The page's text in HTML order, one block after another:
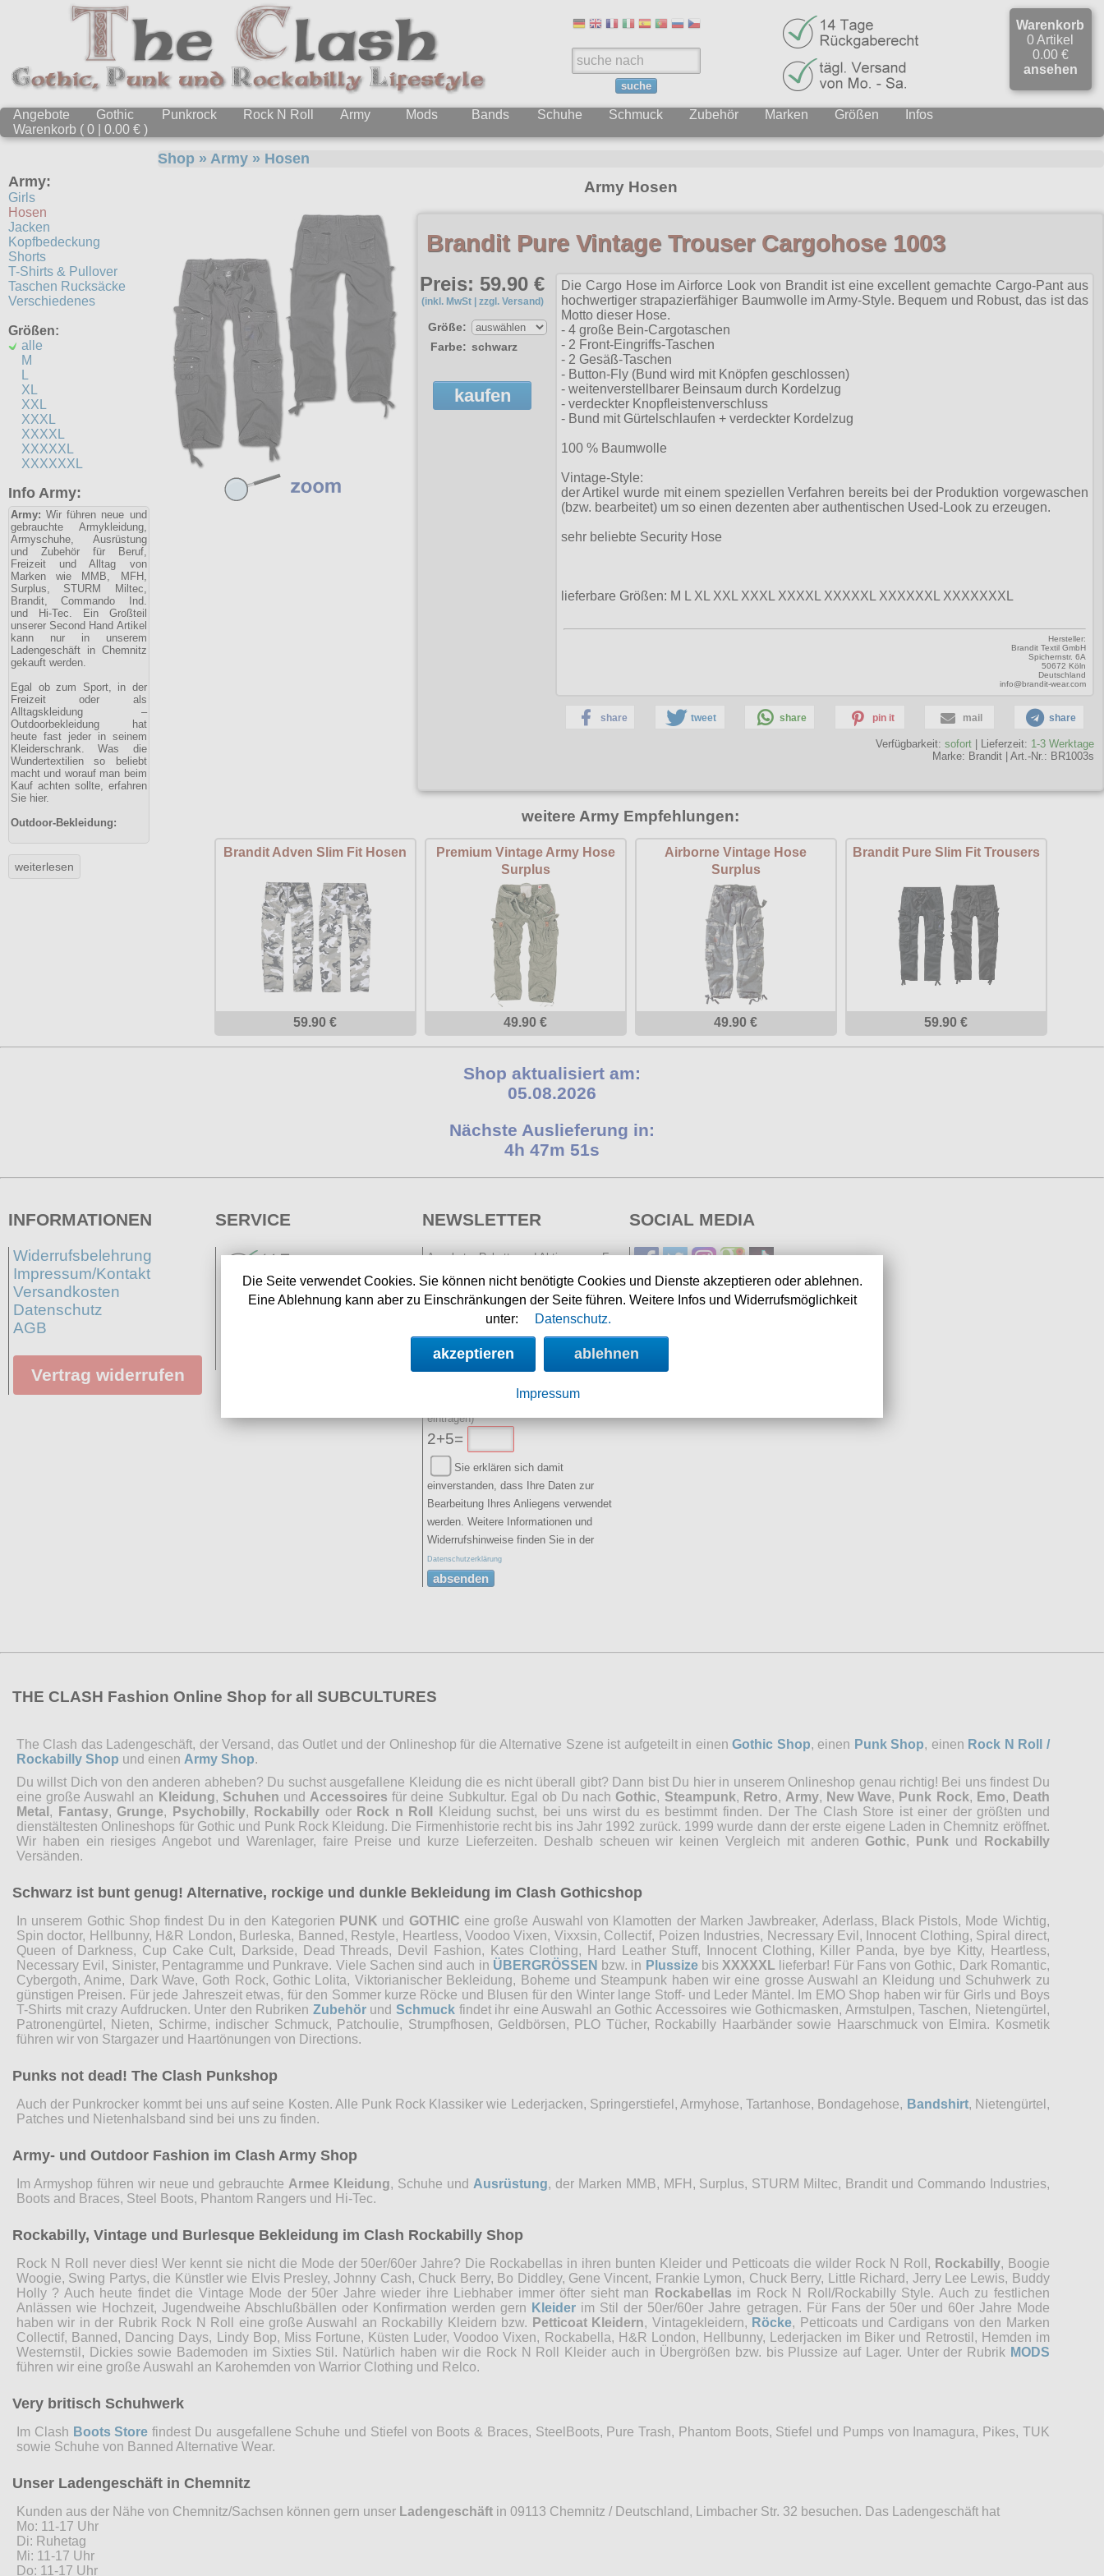
suche
Warenkorb
0 Artikel
0.00 €
ansehen
Angebote Gothic Punkrock Rock N Roll Army Mods Bands Schuhe Schmuck Zubehör Marken Größen
Infos
Warenkorb ( 0 | 0.00 € )
Army:
Girls
Hosen
Jacken
Kopfbedeckung
Shorts
T-Shirts & Pullover
Taschen Rucksäcke
Verschiedenes
Größen:
alle
M
L
XL
XXL
XXXL
XXXXL
XXXXXL
XXXXXXL
Info Army:
Army: Wir führen neue und
gebrauchte Armykleidung,
Armyschuhe, Ausrüstung
und Zubehör für Beruf,
Freizeit und Alltag von
Marken wie MMB, MFH,
Surplus, STURM Miltec,
Brandit, Commando Ind.
und Hi-Tec. Ein Großteil
unserer Second Hand Artikel
kann nur in unserem
Ladengeschäft in Chemnitz
gekauft werden.
Egal ob zum Sport, in der
Freizeit oder als
Alltagskleidung –
Outdoorbekleidung hat
heute fast jeder in seinem
Kleiderschrank. Was die
Wundertextilien so beliebt
macht und worauf man beim
Kauf achten sollte, erfahren
Sie hier.
Outdoor-Bekleidung:
Shop » Army» Hosen
Army Hosen
Brandit Pure Vintage Trouser Cargohose 1003
Preis: 59.90 €
(inkl. MwSt | zzgl. Versand)
Größe:
Farbe: schwarz
kaufen
Die Cargo Hose im Airforce Look von Brandit ist eine excellent gemachte Cargo-Pant aus
hochwertiger strapazierfähiger Baumwolle im Army-Style. Bequem und Robust, das ist das
Motto dieser Hose.
- 4 große Bein-Cargotaschen
- 2 Front-Eingriffs-Taschen
- 2 Gesäß-Taschen
- Button-Fly (Bund wird mit Knöpfen geschlossen)
- weitenverstellbarer Beinsaum durch Kordelzug
- verdeckter Knopfleistenverschluss
- Bund mit Gürtelschlaufen + verdeckter Kordelzug
100 % Baumwolle
Vintage-Style:
der Artikel wurde mit einem speziellen Verfahren bereits bei der Produktion vorgewaschen
(bzw. bearbeitet) um so einen dezenten aber authentischen Used-Look zu erzeugen.
sehr beliebte Security Hose
lieferbare Größen: M L XL XXL XXXL XXXXL XXXXXL XXXXXXL XXXXXXXL
Hersteller:
Brandit Textil GmbH
Spichernstr. 6A
50672 Köln
Deutschland
info@brandit-wear.com
share tweet share pin it mail share
Verfügbarkeit: sofort | Lieferzeit: 1-3 Werktage
Marke: Brandit Art.-Nr.: BR1003s
weitere Army Empfehlungen:
Brandit Adven Slim Fit Hosen
59.90 €
Premium Vintage Army Hose
Surplus
49.90 €
Airborne Vintage Hose
Surplus
49.90 €
Brandit Pure Slim Fit Trousers
59.90 €
Shop aktualisiert am:
05.08.2026
Nächste Auslieferung in:
4h 47m 51s
INFORMATIONEN
Widerrufsbelehrung
Impressum/Kontakt
Versandkosten
Datenschutz
AGB
Vertrag widerrufen
SERVICE NEWSLETTER
Angebote, Rabatte und Aktionen per E-
Mail erhalten.
E-Mail:
Name:(optional)
Spamschutz:(Ergebnis
eintragen)
2+5=
Sie erklären sich damit
einverstanden, dass Ihre Daten zur
Bearbeitung Ihres Anliegens verwendet
werden. Weitere Informationen und
Widerrufshinweise finden Sie in der
Datenschutzerklärung
absenden
SOCIAL MEDIA
THE CLASH Fashion Online Shop for all SUBCULTURES
The Clash das Ladengeschäft, der Versand, das Outlet und der Onlineshop für die Alternative Szene ist aufgeteilt in einenGothic Shop, einen Punk Shop, einen Rock N Roll /
Rockabilly Shop und einen Army Shop.
Du willst Dich von den anderen abheben? Du suchst ausgefallene Kleidung die es nicht überall gibt? Dann bist Du hier in unserem Onlineshop genau richtig! Bei uns findest Du
eine große Auswahl an Kleidung, Schuhen und Accessoires für deine Subkultur. Egal ob Du nach Gothic, Steampunk, Retro, Army, New Wave, Punk Rock, Emo, Death
Metal , Fantasy, Grunge, Psychobilly, Rockabilly oder Rock n Roll
Kleidung suchst, bei uns wirst du es bestimmt finden. Der The Clash Store ist einer der größten und
dienstältesten Onlineshops für Gothic und Punk Rock Kleidung. Die Firmenhistorie recht bis ins Jahr 1992 zurück. 1999 wurde dann der erste eigene Laden in Chemnitz eröffnet.
Wir haben ein riesiges Angebot und Warenlager, faire Preise und kurze Lieferzeiten. Deshalb scheuen wir keinen Vergleich mit anderen Gothic, Punk und
Rockabilly
Versänden.
Schwarz ist bunt genug! Alternative, rockige und dunkle Bekleidung im Clash Gothicshop
In unserem Gothic Shop findest Du in den Kategorien PUNK und GOTHIC eine große Auswahl von Klamotten der Marken Jawbreaker, Aderlass, Black Pistols, Mode Wichtig,
Spin doctor, Hellbunny, H&R London, Burleska, Banned, Restyle, Heartless, Voodoo Vixen, Vixxsin, Collectif, Poizen Industries, Necressary Evil, Innocent Clothing, Spiral direct,
Queen of Darkness, Cup Cake Cult, Darkside, Dead Threads, Devil Fashion, Kates Clothing, Hard Leather Stuff, Innocent Clothing, Killer Panda, bye bye Kitty, Heartless,
Necessary Evil, Sinister, Pentagramme und Punkrave. Viele Sachen sind auch in ÜBERGRÖSSEN bzw. in Plussizebis XXXXXL lieferbar! Für Fans von Gothic, Dark Romantic,
Cybergoth, Anime, Dark Wave, Goth Rock, Gothic Lolita, Viktorianischer Bekleidung, Boheme und Steampunk haben wir eine grosse Auswahl an Kleidung und Schuhwerk zu
günstigen Preisen. Für jede Jahreszeit etwas, für den Sommer kurze Röcke und Blusen für den Winter lange Stoff- und Leder Mäntel. Im EMO Shop haben wir für Girls und Boys
T-Shirts mit crazy Aufdrucken. Unter den Rubriken ZubehörundSchmuck findet ihr eine Auswahl an Gothic Accessoires wie Gothicmasken, Armstulpen, Taschen, Nietengürtel,
Patronengürtel, Nieten, Schirme, indischer Schmuck, Patchoulie, Strumpfhosen, Geldbörsen, PLO Tücher, Rockabilly Haarbänder sowie Haarschmuck von Elmira. Kosmetik
führen wir von Stargazer und Haartönungen von Directions.
Punks not dead! The Clash Punkshop
Auch der Punkrocker kommt bei uns auf seine Kosten. Alle Punk Rock Klassiker wie Lederjacken, Springerstiefel, Armyhose, Tartanhose, Bondagehose, Bandshirt, Nietengürtel,
Patches und Nietenhalsband sind bei uns zu finden.
Army- und Outdoor Fashion im Clash Army Shop
Im Armyshop führen wir neue und gebrauchte Armee Kleidung, Schuhe und Ausrüstung, der Marken MMB, MFH, Surplus, STURM Miltec, Brandit und Commando Industries,
Boots and Braces, Steel Boots, Phantom Rangers und Hi-Tec.
Rockabilly, Vintage und Burlesque Bekleidung im Clash Rockabilly Shop
Rock N Roll never dies! Wer kennt sie nicht die Mode der 50er/60er Jahre? Die Rockabellas in ihren bunten Kleider und Petticoats die wilder Rock N Roll, Rockabilly, Boogie
Woogie, Swing Partys, die Künstler wie Elvis Presley, Johnny Cash, Chuck Berry, Bo Diddley, Gene Vincent, Frankie Lymon, Chuck Berry, Little Richard, Jerry Lee Lewis, Buddy
Holly ? Auch heute findet die Vintage Mode der 50er Jahre wieder ihre Liebhaber immer öfter sieht man
Rockabellas im Rock N Roll/Rockabilly Style. Auch zu festlichen
Anlässen wie Hochzeit, Jugendweihe Abschlußbällen oder Konfirmation werden gern Kleider im Stil der 50er/60er Jahre getragen. Für Fans der 50er und 60er Jahre Mode
haben wir in der Rubrik Rock N Roll eine große Auswahl an Rockabilly Kleidern bzw. Petticoat Kleidern, Vintagekleidern, Röcke, Petticoats und Cardigans von den Marken
Collectif, Banned, Dancing Days, Lindy Bop, Miss Fortune, Küsten Luder, Voodoo Vixen, Rockabella, H&R London, Hellbunny, Lederjacken im Biker und Retrostil, Hemden im
Westernstil, Dickies sowie Bademoden im Sixties Stil. Natürlich haben wir die Rock N Roll Kleider auch in Übergrößen bzw. bis Plussize auf Lager. Unter der Rubrik MODS
führen wir eine große Auswahl an Karohemden von Warrior Clothing und Relco.
Very britisch Schuhwerk
Im Clash Boots Store findest Du ausgefallene Schuhe und Stiefel von Boots & Braces, SteelBoots, Pure Trash, Phantom Boots, Stiefel und Pumps von Inamagura, Pikes, TUK
sowie Schuhe von Banned Alternative Wear.
Unser Ladengeschäft in Chemnitz
Kunden aus der Nähe von Chemnitz/Sachsen können gern unser Ladengeschäft in 09113 Chemnitz / Deutschland, Limbacher Str. 32 besuchen. Das Ladengeschäft hat
Mo: 11-17 Uhr
Di: Ruhetag
Mi: 11-17 Uhr
Do: 11-17 Uhr
Die Seite verwendet Cookies. Sie können nicht benötigte Cookies und Dienste akzeptieren oder ablehnen.
Eine Ablehnung kann aber zu Einschränkungen der Seite führen. Weitere Infos und Widerrufsmöglichkeit
unter:
Datenschutz.
akzeptieren ablehnen
Impressum